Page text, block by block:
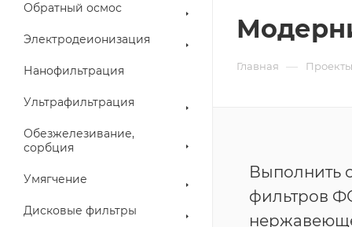
Обратный осмос
Электродеионизация
Нанофильтрация
Ультрафильтрация
Обезжелезивание,
сорбция
Умягчение
Дисковые фильтры
Главная — Проекты
Выполнить
фильтров